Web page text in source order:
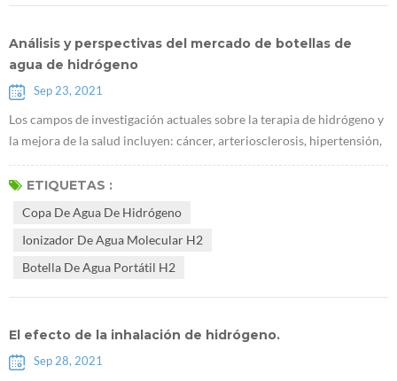
Análisis y perspectivas del mercado de botellas de
agua de hidrógeno
Sep 23, 2021
Los campos de investigación actuales sobre la terapia de hidrógeno y
la mejora de la salud incluyen: cáncer, arteriosclerosis, hipertensión,
hiperglucemia, hiperlipidemia, gota, enfermedad hepática y renal,
reumatoide, alergias, asma, Alzheimer, Parkinson, depresión, etc. más
ETIQUETAS :
Copa De Agua De Hidrógeno
Ionizador De Agua Molecular H2
Botella De Agua Portátil H2
El efecto de la inhalación de hidrógeno.
Sep 28, 2021